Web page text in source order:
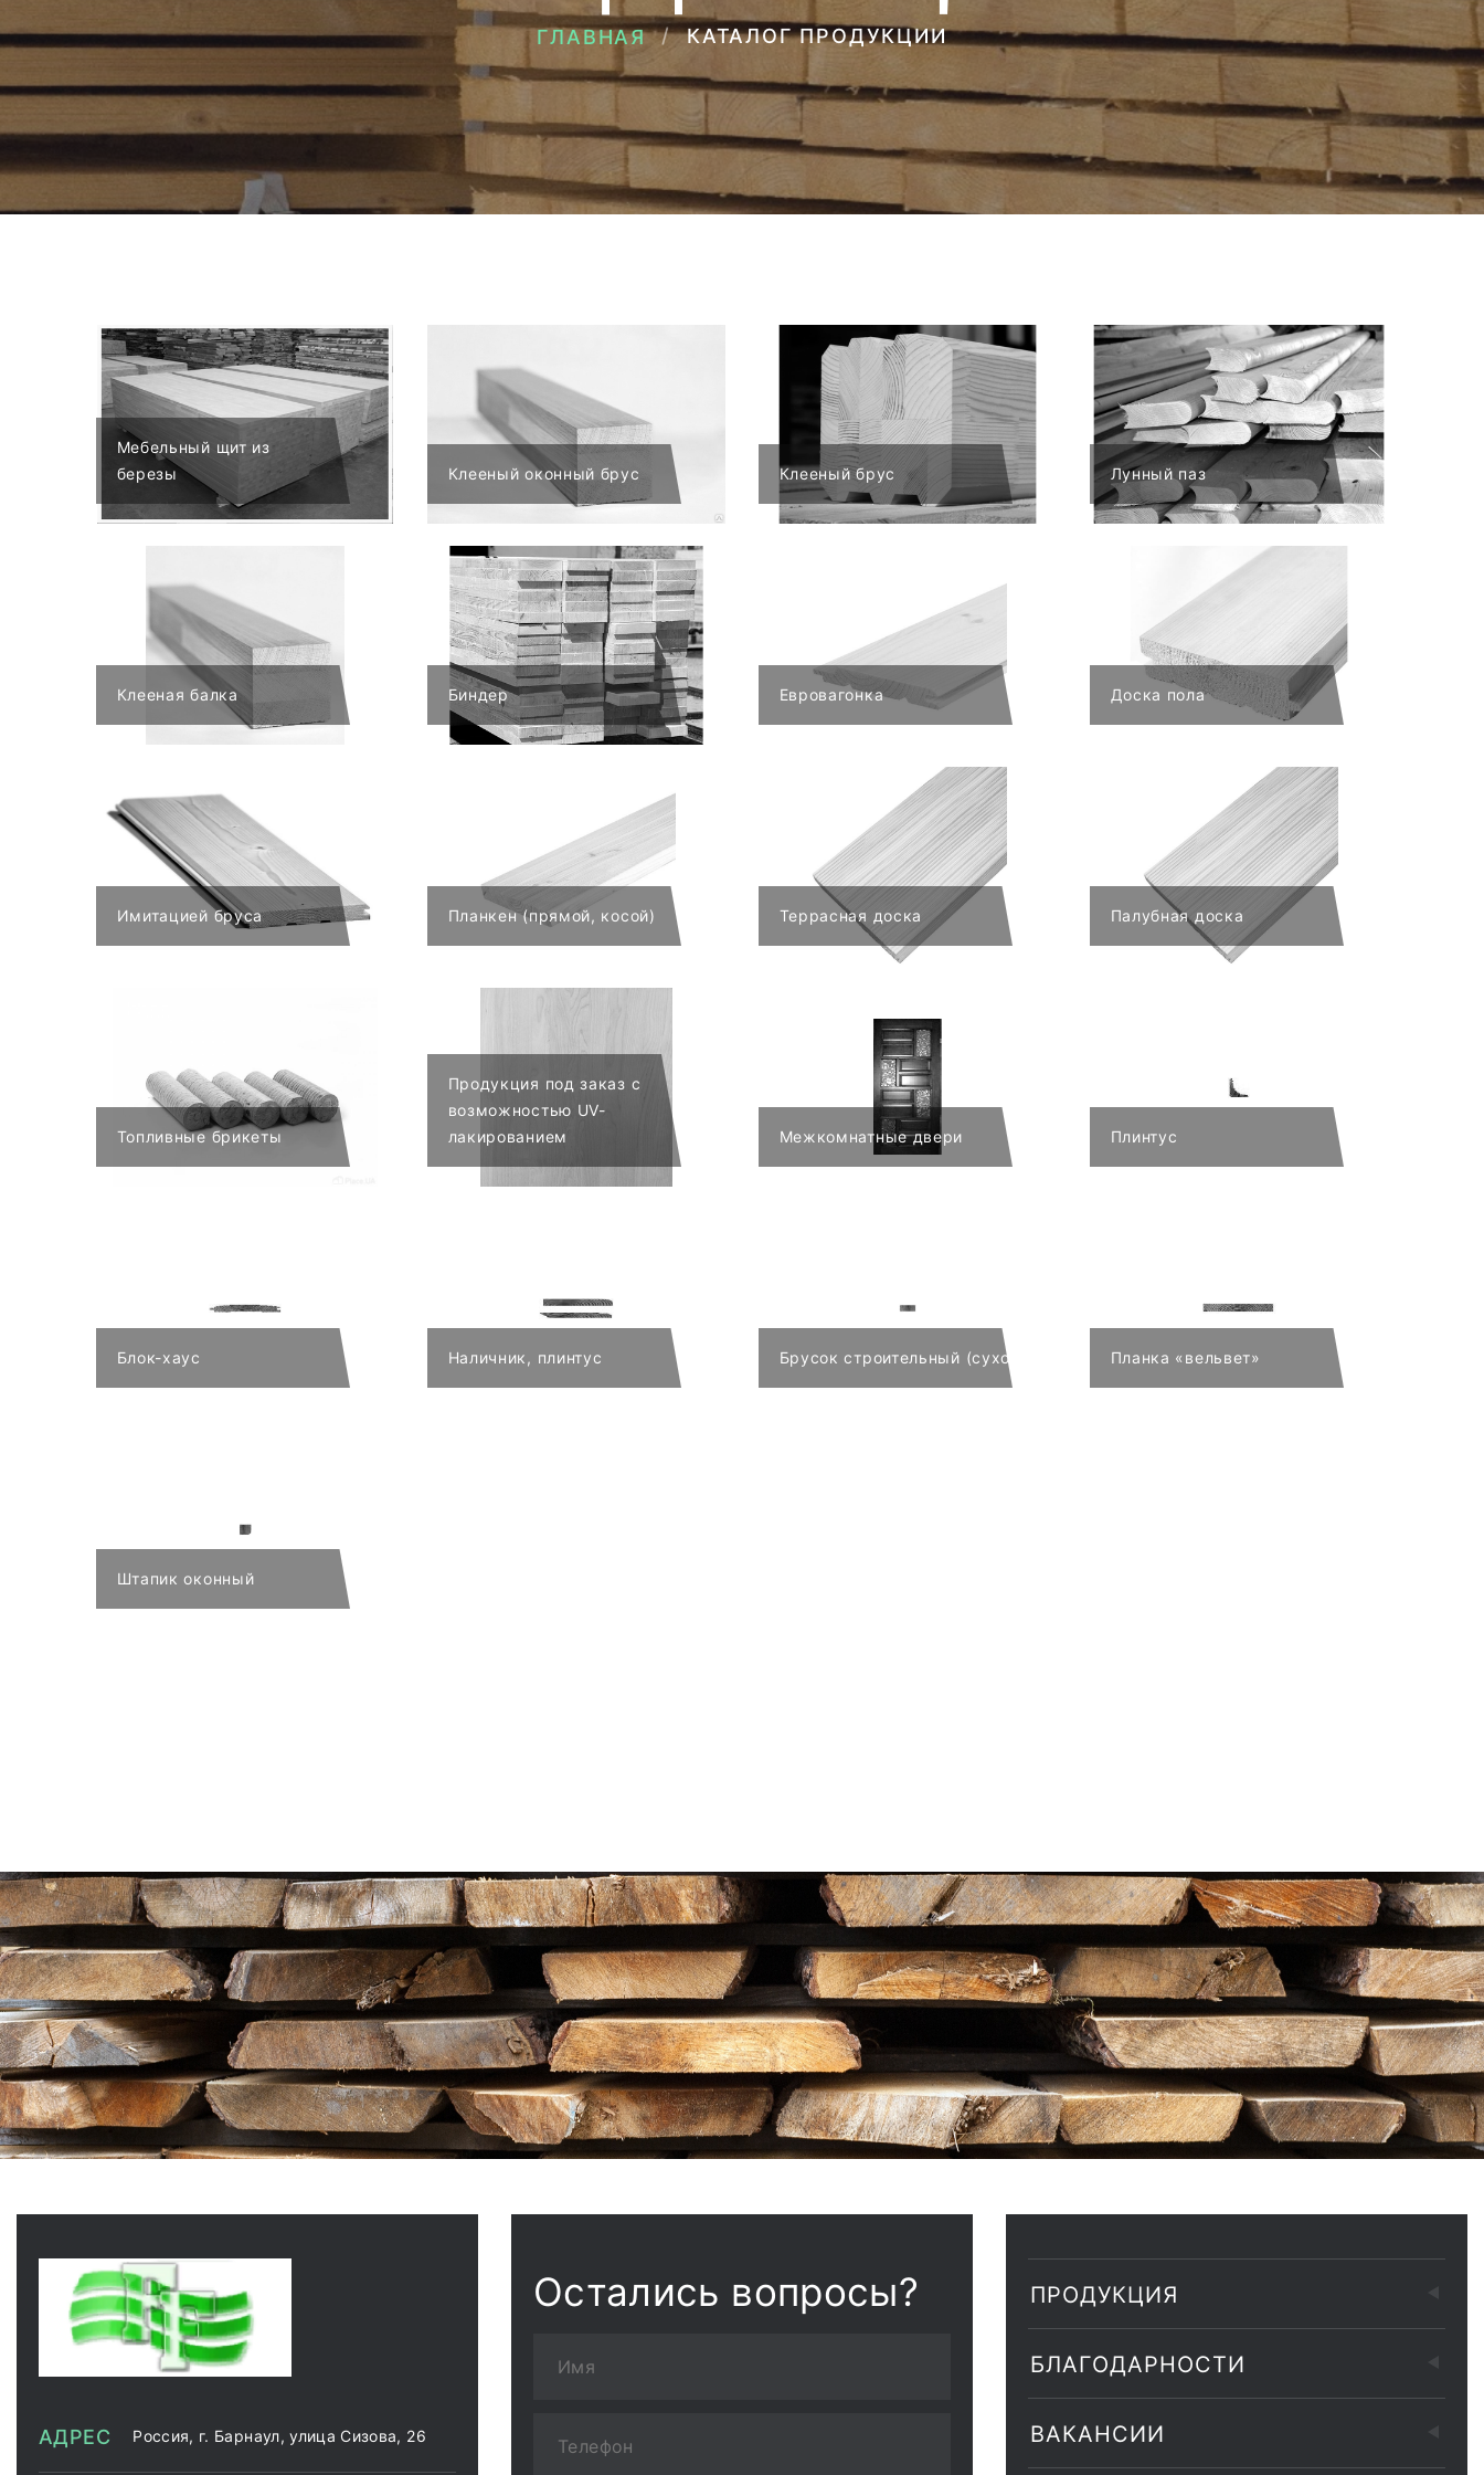
ГЛАВНАЯ КАТАЛОГ ПРОДУКЦИИ
Мебельный щит из
березы
Клееный оконный брус Клееный брус Лунный паз
Клееная балка Биндер Евровагонка Доска пола
Имитацией бруса Планкен (прямой, косой) Террасная доска Палубная доска
Топливные брикеты
Продукция под заказ с
возможностью UV-
лакированием
Межкомнатные двери Плинтус
Блок-хаус Наличник, плинтус Брусок строительный (сухой строганый с 4-х сторон)
Планка «вельвет»
Штапик оконный
АДРЕС Россия, г. Барнаул, улица Сизова, 26
Остались вопросы? ПРОДУКЦИЯ
БЛАГОДАРНОСТИ
ВАКАНСИИ